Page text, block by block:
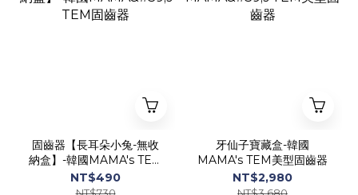
固齒器【長耳朵小兔-無收
納盒】-韓國MAMA's TEM
固齒器
NT$490
NT$730
牙仙子寶藏盒-韓國
MAMA's TEM美型固齒器
NT$2,980
NT$3,680